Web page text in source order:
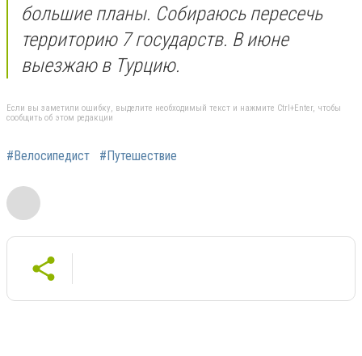
большие планы. Собираюсь пересечь
территорию 7 государств. В июне
выезжаю в Турцию.
Если вы заметили ошибку, выделите необходимый текст и нажмите Ctrl+Enter, чтобы
сообщить об этом редакции
#Велосипедист #Путешествие